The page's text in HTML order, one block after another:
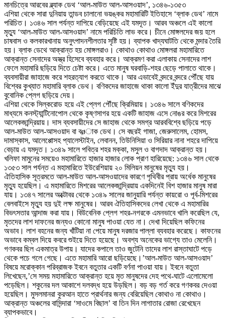
মানচিত্রে আরবের ব্ল্যাক ডেথ ‘আল-মাউত আল-আসওয়াদ’, ১৩৪৬-১৩৫৩
এশিয়া থেকে সারা দুনিয়ায় তান্ডব চালানো ভয়ঙ্কর মহামারিটি ইতিহাসে ‘ব্লাক ডেথ’ নামে
পরিচিত। ১৩৪৬ সাল পর্যন্ত দাপিয়ে বেড়িয়েছে এই যমদূত। আরব অঞ্চলে এই কালো
মৃত্যু ‘আল-মাউত আল-আসওয়াদ’ নামে পরিচিতি লাভ করে। চীনে মোঙ্গলদের জয় হলে
চাষবাস ও কলকারখানায় অনুৎপাদনশীলতার সৃষ্টি হয়। ব্যাপক খাদ্যঘাটতি থেকে মন্দার তৈরি
হয়। ব্লাক ডেথে আক্রান্ত হয় মোঙ্গলরাও। কোথাও কোথাও মোঙ্গলরা মহামারিতে
আক্রান্ত সেনাদের অস্ত্র হিসেবে ব্যবহার করে। আক্রমণ করা এলাকায় সেনাদের লাশ
ফেলে মহামারি ছড়িয়ে দিতে চেষ্টা করে। এতে মানুষ ঘরবাড়ি-শহর ছেড়ে পালাতে থাকে।
ব্যবসায়ীরা জাহাজে করে শহরত্যাগ করতে থাকে। আর এভাবেই বন্দরে বন্দরে পৌঁছে যায়
বিশ্বের কুখ্যাত মহামারি ব্লাক ডেথ। বণিকদের জাহাজে থাকা কালো ইঁদুর যাত্রীদের মাঝে
বুবোনিক প্লেগ ছড়িয়ে দেয়।
এশিয়া থেকে সিল্করোড হয়ে এই প্লেগ পৌঁছে ক্রিমিয়ায়। ১৩৪৬ সালে বণিকদের
মাধ্যমে কনস্ট্যান্টিনোপোল থেকে কৃষ্ণসাগর হয়ে একটি জাহাজ এসে নোঙর করে মিশরের
আলেকজান্দ্রিয়ায়। দাস ব্যবসায়ীদের সে জাহাজ থেকে সমগ্র আরববিশ্বে ছড়িয়ে পড়ে
আল-মাউত আল-আসওয়াদ বা বøাক ডেথ। সে বছরই গাজা, জেরুসালেম, হোমস,
দামাস্কাস, আলেপ্পোসহ প্যালেস্টাইন, লেবানন, তিউনিসিয়া ও সিরিয়ার নানা শহরে দাপিয়ে
বেড়ায় এ যমদূত। ১৩৪৯ সালে পবিত্র শহর মক্কা, মসুল ও বাগদাদ আক্রান্ত হয়।
খলিফা মামুনের সময়েও মহামারিতে হাজার হাজার লোক প্রাণ হারিয়েছে: ১৩৪৬ সাল থেকে
১৩৫৩ সাল পর্যন্ত এ মহামারিতে ইউরেশিয়ায় ২০ মিলিয়ন মানুষের মৃত্যু হয়।
ঐতিহাসিক সূত্রমতে আল-মাউত আল-আসওয়াদের কারণে পৃথিবীর প্রায় অর্ধেক মানুষের
মৃত্যু হয়েছিল। এ মহামারিতে মিশরের আলেকজান্দ্রিয়ায় একদিনেই বিশ হাজার মানুষ মারা
যায়। ১৩৪৭ সালের অক্টোবর থেকে ১৩৪৯ সালের জানুয়ারি পর্যন্ত কায়রো ও পূর্ব-মিশরের
বেলবাইসে মৃত্যু হয় দুই লক্ষ মানুষের। আরব ঐতিহাসিকদের লেখা থেকে এ মহামারির
বিভৎসতার আন্দাজ করা যায়। বিউবেনিক প্লেগ শহর-নগরকে এমনভাবে খালি করেছিল যে,
মৃতদের লাশ দাফনের জন্যও কোনো মানুষ পাওয়া যেত না। দেখা দিয়েছিল কফিনের
অভাব। লাশ বহনের জন্য খাঁটিয়া না পেয়ে মানুষ দরজার পাল্লা ব্যবহার করেছে। কাফনের
অভাবে কম্বল দিয়ে কবরে শুইয়ে দিতে হয়েছে। অবশ্য অনেকের ভাগ্যে তাও মেলেনি।
গণকবর ছিল একমাত্র উপায়। যাদের কপালে তাও জুটেনি তাদের লাশ রাস্তাঘাটে পড়ে
থেকে পচে গলে গেছে। এতে মহামারি আরো ছড়িয়েছে।’আল-মাউত আল-আসওয়াদ’
বিষয়ে মরোক্কান পরিব্রাজক ইবনে বতুতার একটি বর্ণনা পাওয়া যায়। ইবনে বতুতা
লিখেছেন,’সে সময় মহামারিতে আক্রান্ত হয়ে মৃত মানুষদের দেহ পথে-ঘাটে এলোমেলো
পড়েছিল। শকুনের দল আকাশে দলবদ্ধ হয়ে উড়ছিল। বড় বড় গর্ত করে গণকবর দেওয়া
হয়েছিল। মুসলমানরা কুরআন হাতে প্রার্থনার জন্য বেরিয়েছিল কোথাও না কোথাও।
আক্রান্ত অঞ্চলের বাসিন্দারা ‘সাওমে বিছাল’ বা তিন দিন লাগাতার রোজা রেখেছেন
ব্যাপকভাবে।